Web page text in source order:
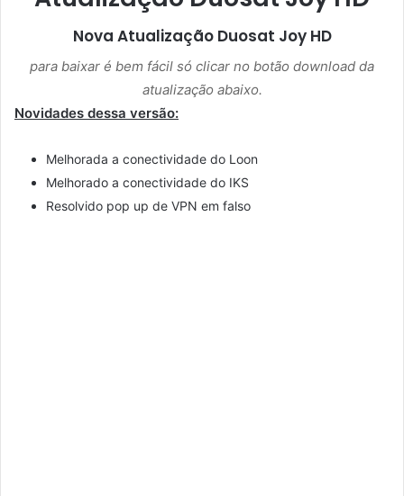
Nova Atualização Duosat Joy HD
para baixar é bem fácil só clicar no botão download da
atualização abaixo.
Novidades dessa versão:
Melhorada a conectividade do Loon
Melhorado a conectividade do IKS
Resolvido pop up de VPN em falso